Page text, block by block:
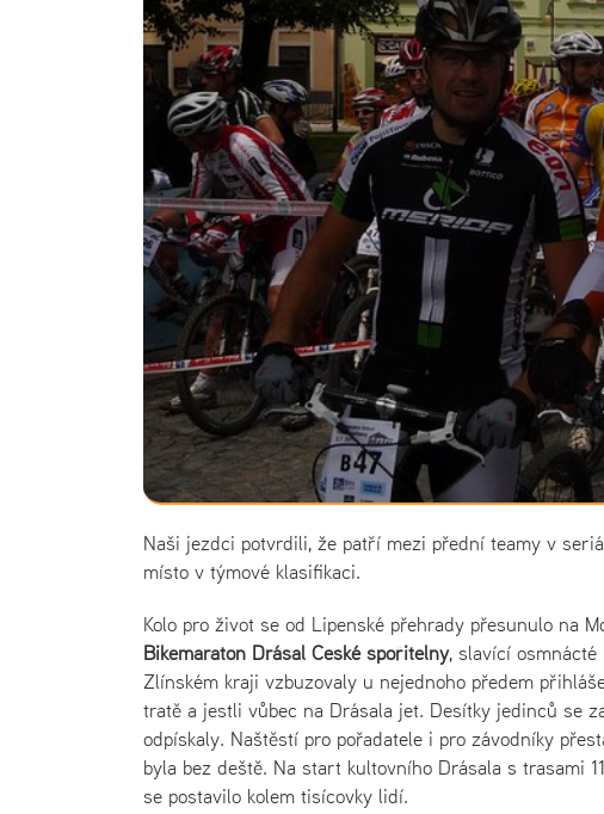
Naši jezdci potvrdili, že patří mezi přední teamy v
místo v týmové klasifikaci.
Kolo pro život se od Lipenské přehrady přesunulo na
Bikemaraton Drásal České spořitelny, slavící
Zlínském kraji vzbuzovaly u nejednoho předem
tratě a jestli vůbec na Drásala jet. Desítky jedinců se
odpískaly. Naštěstí pro pořadatele i pro závodníky
byla bez deště. Na start kultovního Drásala s trasami
se postavilo kolem tisícovky lidí.